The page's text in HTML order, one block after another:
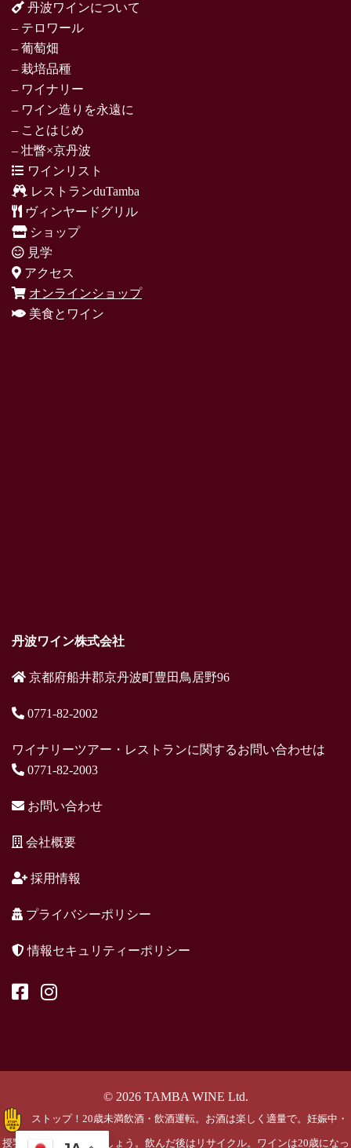
丹波ワインについて
– テロワール
– 葡萄畑
– 栽培品種
– ワイナリー
– ワイン造りを永遠に
– ことはじめ
– 壮瞥×京丹波
ワインリスト
レストランduTamba
ヴィンヤードグリル
ショップ
見学
アクセス
オンラインショップ
美食とワイン
丹波ワイン株式会社
京都府船井郡京丹波町豊田鳥居野96
0771-82-2002
ワイナリーツアー・レストランに関するお問い合わせは
0771-82-2003
お問い合わせ
会社概要
採用情報
プライバシーポリシー
情報セキュリティーポリシー
© 2026 TAMBA WINE Ltd.
ストップ！20歳未満飲酒・飲酒運転。お酒は楽しく適量で。妊娠中・
授乳期の飲酒はやめましょう。飲んだ後はリサイクル。ワインは20歳になっ